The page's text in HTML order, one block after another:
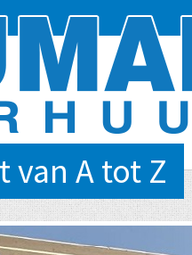
van A tot Z